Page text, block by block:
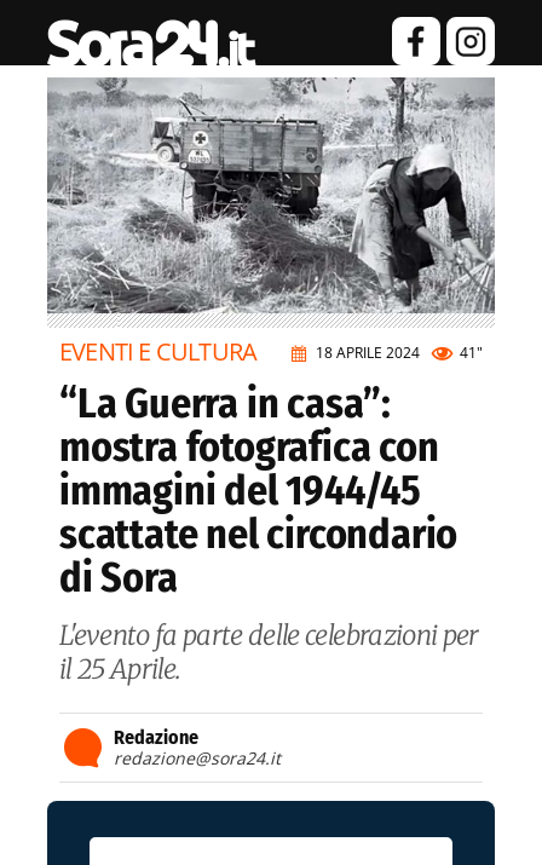
18 APRILE 2024 41"
EVENTI E CULTURA
“La Guerra in casa”:
mostra fotografica con
immagini del 1944/45
scattate nel circondario
di Sora
L'evento fa parte delle celebrazioni per
il 25 Aprile.
Redazione
redazione@sora24.it